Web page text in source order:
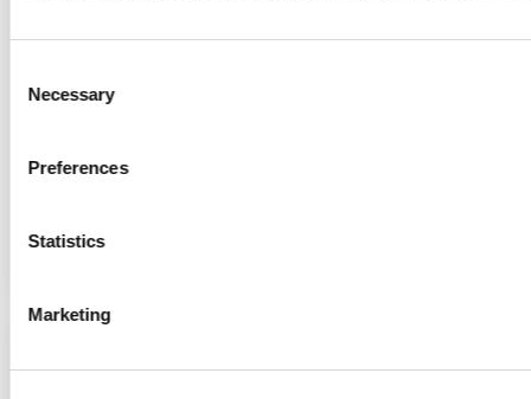
Selection
Necessary
Preferences
Statistics
Marketing
Relocari Industriale